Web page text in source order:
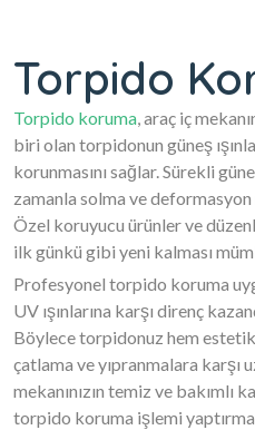
Torpido
Torpido koruma, araç iç
biri olan torpidonun güneş
korunmasını sağlar. Sürekli
zamanla solma ve deformasyon
Özel koruyucu ürünler ve
ilk günkü gibi yeni kalması
Profesyonel torpido koruma
UV ışınlarına karşı direnç
Böylece torpidonuz hem
çatlama ve yıpranmalara karşı
mekanınızın temiz ve bakımlı
torpido koruma işlemi